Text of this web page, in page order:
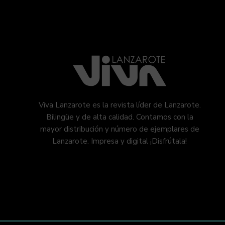
Viva Lanzarote es la revista líder de Lanzarote.
Bilingüe y de alta calidad. Contamos con la
mayor distribución y número de ejemplares de
Lanzarote. Impresa y digital ¡Disfrútala!